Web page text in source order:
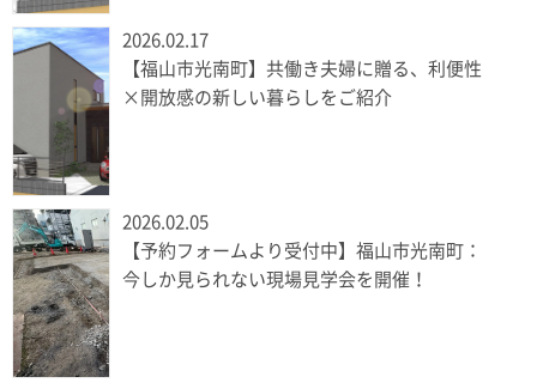
2026.02.17
【福山市光南町】共働き夫婦に贈る、利便性
×開放感の新しい暮らしをご紹介
2026.02.05
【予約フォームより受付中】福山市光南町：
今しか見られない現場見学会を開催！